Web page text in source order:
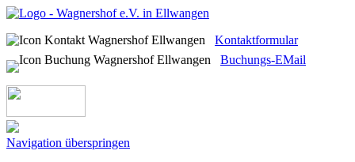
Kontaktformular
Buchungs-EMail
Navigation überspringen